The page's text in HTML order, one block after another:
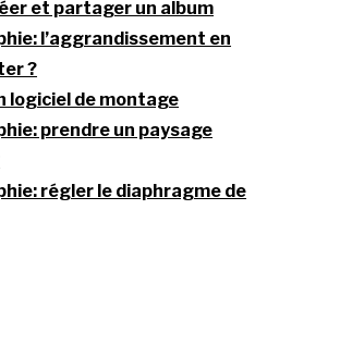
et partager un album
l’aggrandissement en
?
logiciel de montage
prendre un paysage
régler le diaphragme de